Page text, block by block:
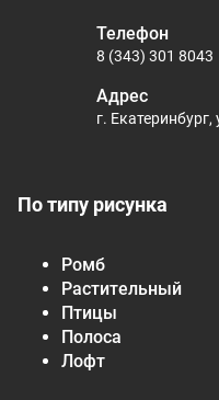
По типу рисунка
Ромб
Растительный
Птицы
Полоса
Лофт
Телефон
8 (343) 301 8043
Адрес
г.